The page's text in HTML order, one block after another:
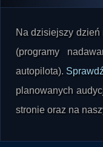
Na dzisiejszy
(programy
autopilota).
planowanych
stronie oraz na